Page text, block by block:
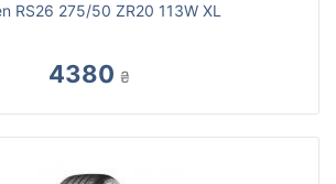
RS26 275/50 ZR20 113W XL
4380 ₴